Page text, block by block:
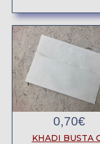
0,70€
KHADI BUSTA